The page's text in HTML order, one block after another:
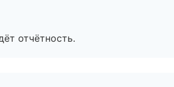
отчётность.